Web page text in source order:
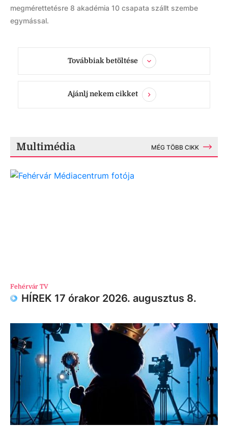
megmérettetésre 8 akadémia 10 csapata szállt szembe
egymással.
Továbbiak betöltése
Ajánlj nekem cikket
Multimédia MÉG TÖBB CIKK
Fehérvár TV
HÍREK 17 órakor 2026. augusztus 8.